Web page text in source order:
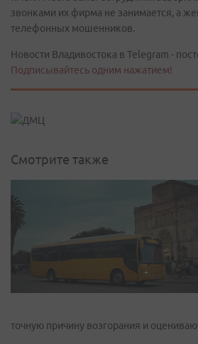
звонками их фирма не занимается, а
телефонных мошенников.
Новости Владивостока в Telegram -
Подписывайтесь одним нажатием!
Смотрите также
точную причину возгорания и